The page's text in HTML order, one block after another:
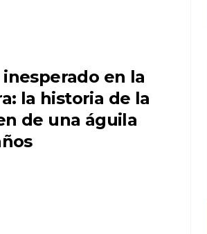
en la
la historia de la
de una águila